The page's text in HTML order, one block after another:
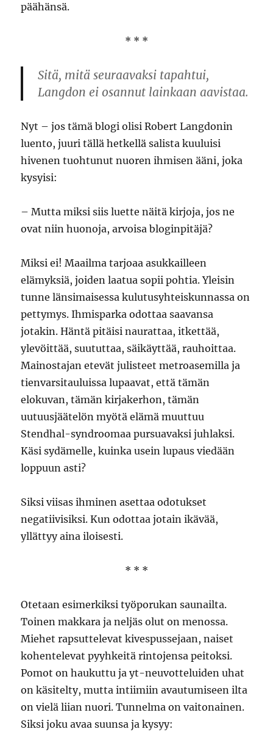
päähänsä.
* * *
Sitä, mitä seuraavaksi tapahtui,
Langdon ei osannut lainkaan aavistaa.
Nyt – jos tämä blogi olisi Robert Langdonin
luento, juuri tällä hetkellä salista kuuluisi
hivenen tuohtunut nuoren ihmisen ääni, joka
kysyisi:
– Mutta miksi siis luette näitä kirjoja, jos ne
ovat niin huonoja, arvoisa bloginpitäjä?
Miksi ei! Maailma tarjoaa asukkailleen
elämyksiä, joiden laatua sopii pohtia. Yleisin
tunne länsimaisessa kulutusyhteiskunnassa on
pettymys. Ihmisparka odottaa saavansa
jotakin. Häntä pitäisi naurattaa, itkettää,
ylevöittää, suututtaa, säikäyttää, rauhoittaa.
Mainostajan etevät julisteet metroasemilla ja
tienvarsitauluissa lupaavat, että tämän
elokuvan, tämän kirjakerhon, tämän
uutuusjäätelön myötä elämä muuttuu
Stendhal-syndroomaa pursuavaksi juhlaksi.
Käsi sydämelle, kuinka usein lupaus viedään
loppuun asti?
Siksi viisas ihminen asettaa odotukset
negatiivisiksi. Kun odottaa jotain ikävää,
yllättyy aina iloisesti.
* * *
Otetaan esimerkiksi työporukan saunailta.
Toinen makkara ja neljäs olut on menossa.
Miehet rapsuttelevat kivespussejaan, naiset
kohentelevat pyyhkeitä rintojensa peitoksi.
Pomot on haukuttu ja yt-neuvotteluiden uhat
on käsitelty, mutta intiimiin avautumiseen ilta
on vielä liian nuori. Tunnelma on vaitonainen.
Siksi joku avaa suunsa ja kysyy: